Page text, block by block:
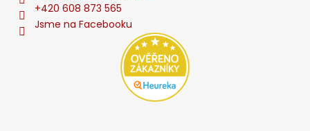
+420 608 873 565
Jsme na Facebooku